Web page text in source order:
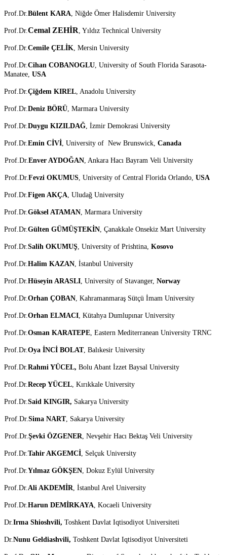
Prof.Dr.Bülent KARA, Niğde Ömer Halisdemir University
Prof.Dr.Cemal ZEHİR, Yıldız Technical University
Prof.Dr.Cemile ÇELİK, Mersin University
Prof.Dr.Cihan COBANOGLU, University of South Florida Sarasota-
Manatee, USA
Prof.Dr.Çiğdem KIREL, Anadolu University
Prof.Dr.Deniz BÖRÜ, Marmara University
Prof.Dr.Duygu KIZILDAĞ, İzmir Demokrasi University
Prof.Dr.Emin CİVİ, University of New Brunswick, Canada
Prof.Dr.Enver AYDOĞAN, Ankara Hacı Bayram Veli University
Prof.Dr.Fevzi OKUMUS, University of Central Florida Orlando, USA
Prof.Dr.Figen AKÇA, Uludağ University
Prof.Dr.Göksel ATAMAN, Marmara University
Prof.Dr.Gülten GÜMÜŞTEKİN, Çanakkale Onsekiz Mart University
Prof.Dr.Salih OKUMUŞ, University of Prishtina, Kosovo
Prof.Dr.Halim KAZAN, İstanbul University
Prof.Dr.Hüseyin ARASLI, University of Stavanger, Norway
Prof.Dr.Orhan ÇOBAN, Kahramanmaraş Sütçü İmam University
Prof.Dr.Orhan ELMACI, Kütahya Dumlupınar University
Prof.Dr.Osman KARATEPE, Eastern Mediterranean University TRNC
Prof.Dr.Oya İNCİ BOLAT, Balıkesir University
Prof.Dr.Rahmi YÜCEL, Bolu Abant İzzet Baysal University
Prof.Dr.Recep YÜCEL, Kırıkkale University
Prof.Dr.Said KINGIR, Sakarya University
Prof.Dr.Sima NART, Sakarya University
Prof.Dr.Şevki ÖZGENER, Nevşehir Hacı Bektaş Veli University
Prof.Dr.Tahir AKGEMCİ, Selçuk University
Prof.Dr.Yılmaz GÖKŞEN, Dokuz Eylül University
Prof.Dr.Ali AKDEMİR, İstanbul Arel University
Prof.Dr.Harun DEMİRKAYA, Kocaeli University
Dr.Irma Shioshvili, Toshkent Davlat Iqtisodiyot Universiteti
Dr.Nunu Geldiashvili, Toshkent Davlat Iqtisodiyot Universiteti